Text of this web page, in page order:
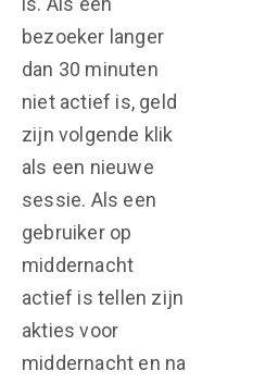
bezoeker langer
dan 30 minuten
niet actief is, geld
zijn volgende klik
als een nieuwe
sessie. Als een
gebruiker op
middernacht
actief is tellen zijn
akties voor
middernacht en na